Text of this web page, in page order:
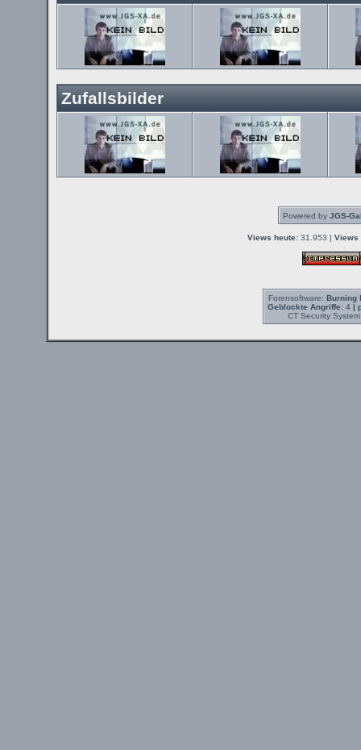
Zufallsbilder
Powered by JGS-
Views heute: 31.953 | Views
Forensoftware: Burning
Geblockte Angriffe:4 |
CT Security